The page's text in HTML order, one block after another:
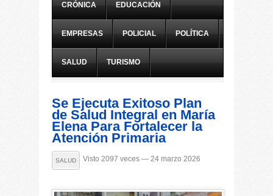
CRÓNICA EDUCACIÓN
EMPRESAS POLICIAL POLÍTICA
SALUD TURISMO
Se Ejecuta Exitoso Plan
de Salud Integral en María
Elena Para Fortalecer la
Atención Primaria
SALUD Visto 2097 veces — 24 marzo 2026